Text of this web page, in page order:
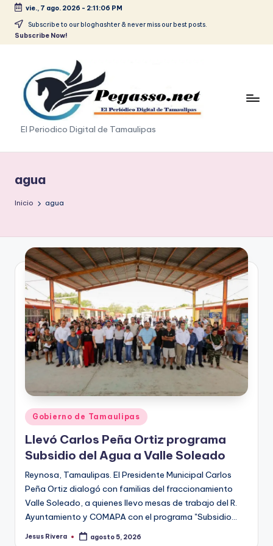
Saltar
vie., 7 ago. 2026 - 2:11:07 PM
Subscribe to our bloghashter & never miss our best posts.
Subscribe Now!
p
e
a
s
.
p
r
e
s
s
El Periodico Digital de Tamaulipas
agua
Inicio agua
Publicado
en
Gobierno de Tamaulipas
Llevó Carlos Peña Ortiz programa
Subsidio del Agua a Valle Soleado
Reynosa, Tamaulipas. El Presidente Municipal Carlos
Peña Ortiz dialogó con familias del fraccionamiento
Valle Soleado, a quienes llevo mesas de trabajo del R.
Ayuntamiento y COMAPA con el programa "Subsidio…
Publicado
Jesus Rivera agosto 5, 2026